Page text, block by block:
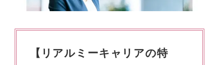
【リアルミーキャリアの特